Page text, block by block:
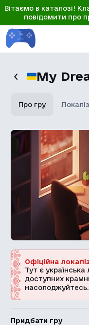
Вітаємо в каталозі!
повідомити про
My
Про гру
Офіційна
Тут є українська
доступних
насолоджуйтесь.
Придбати гру